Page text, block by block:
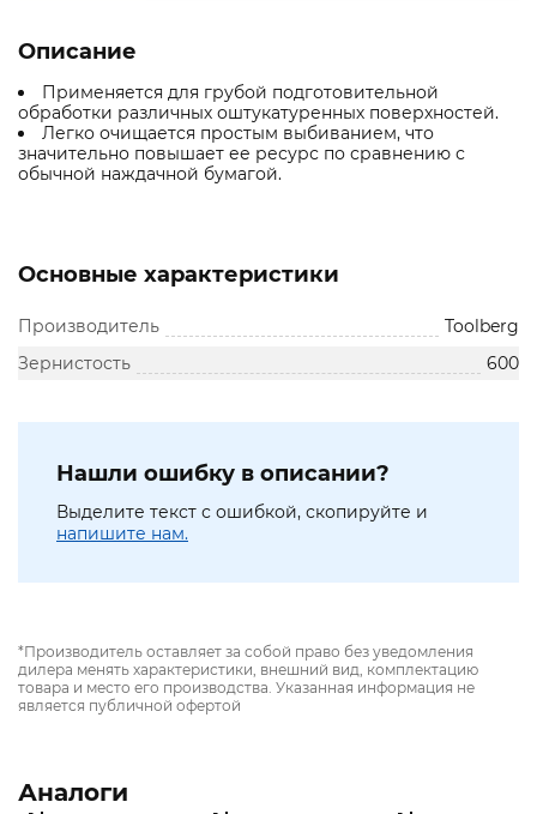
Описание
Применяется для грубой подготовительной
обработки различных оштукатуренных поверхностей.
Легко очищается простым выбиванием, что
значительно повышает ее ресурс по сравнению с
обычной наждачной бумагой.
Основные характеристики
Производитель
Toolberg
Зернистость
600
Нашли ошибку в описании?
Выделите текст с ошибкой, скопируйте и
напишите нам.
*Производитель оставляет за собой право без уведомления
дилера менять характеристики, внешний вид, комплектацию
товара и место его производства. Указанная информация не
является публичной офертой
Аналоги